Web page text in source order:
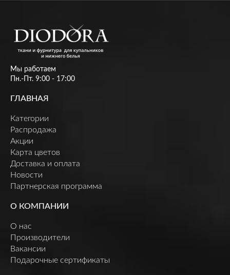
Мы работаем
Пн.-Пт. 9:00 - 17:00
ГЛАВНАЯ
Категории
Распродажа
Акции
Карта цветов
Доставка и оплата
Новости
Партнерская программа
О КОМПАНИИ
О нас
Производители
Вакансии
Подарочные сертификаты